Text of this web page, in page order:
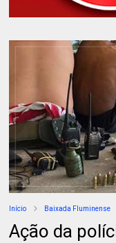
Início Baixada Fluminense
Ação da